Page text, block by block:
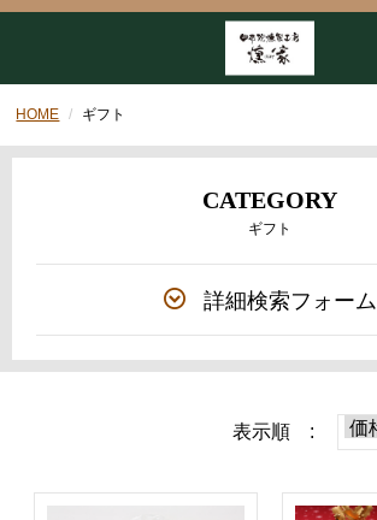
HOME ギフト
CATEGORY
ギフト
詳細検索フォーム
表示順 :